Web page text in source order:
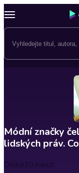
Módní značky
lidských práv.
Délka10 minut